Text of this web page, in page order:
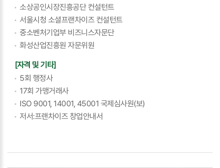
소상공인시장진흥공단 컨설턴트
서울시청 소셜프랜차이즈 컨설턴트
중소벤처기업부 비즈니스자문단
화성산업진흥원 자문위원
[자격 및 기타]
5회 행정사
17회 가맹거래사
ISO 9001, 14001, 45001 국제심사원(보)
저서:프랜차이즈 창업안내서